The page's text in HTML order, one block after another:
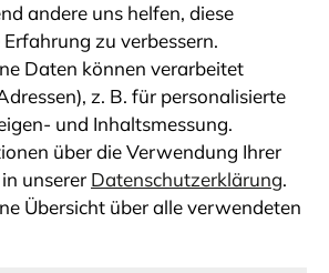
andere uns helfen, diese
zu verbessern.
Daten können verarbeitet
z. B. für personalisierte
und Inhaltsmessung.
über die Verwendung Ihrer
unserer Datenschutzerklärung.
Übersicht über alle verwendeten